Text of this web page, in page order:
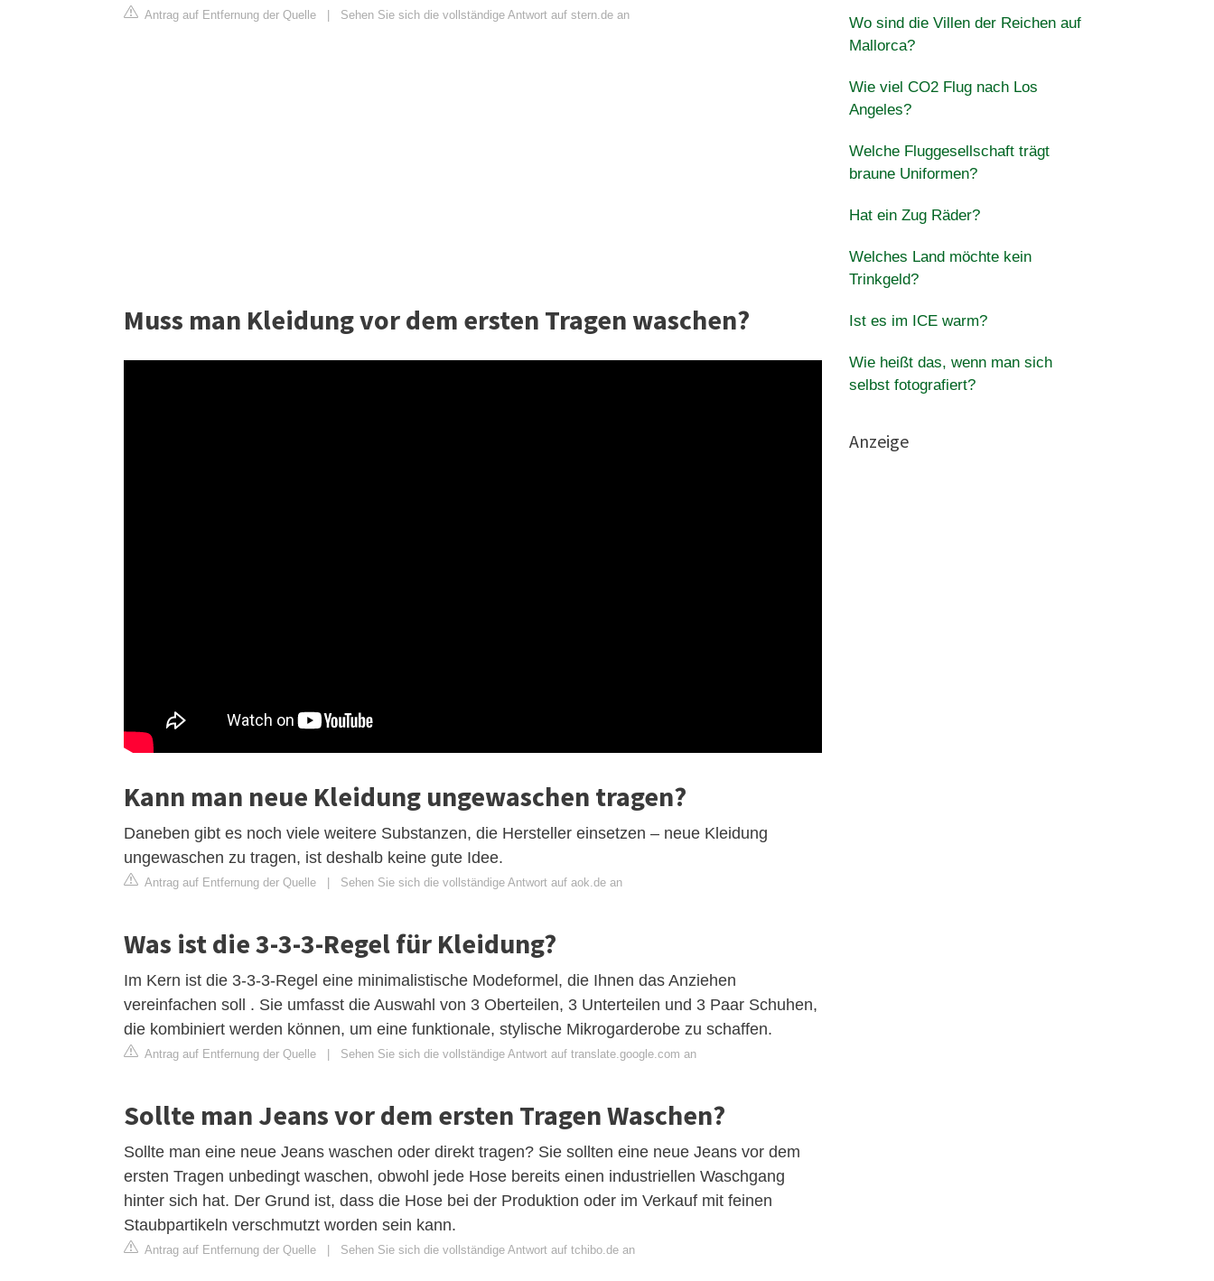
Antrag auf Entfernung der Quelle Sehen Sie sich die vollständige Antwort auf stern.de an
Muss man Kleidung vor dem ersten Tragen waschen?
Kann man neue Kleidung ungewaschen tragen?
Daneben gibt es noch viele weitere Substanzen, die Hersteller einsetzen – neue Kleidung
ungewaschen zu tragen, ist deshalb keine gute Idee.
Antrag auf Entfernung der Quelle | Sehen Sie sich die vollständige Antwort auf aok.de an
Was ist die 3-3-3-Regel für Kleidung?
Im Kern ist die 3-3-3-Regel eine minimalistische Modeformel, die Ihnen das Anziehen
vereinfachen soll . Sie umfasst die Auswahl von 3 Oberteilen, 3 Unterteilen und 3 Paar Schuhen,
die kombiniert werden können, um eine funktionale, stylische Mikrogarderobe zu schaffen.
Antrag auf Entfernung der Quelle | Sehen Sie sich die vollständige Antwort auf translate.google.com an
Sollte man Jeans vor dem ersten Tragen Waschen?
Sollte man eine neue Jeans waschen oder direkt tragen? Sie sollten eine neue Jeans vor dem
ersten Tragen unbedingt waschen, obwohl jede Hose bereits einen industriellen Waschgang
hinter sich hat. Der Grund ist, dass die Hose bei der Produktion oder im Verkauf mit feinen
Staubpartikeln verschmutzt worden sein kann.
Antrag auf Entfernung der Quelle | Sehen Sie sich die vollständige Antwort auf tchibo.de an
Wo sind die Villen der Reichen auf
Mallorca?
Wie viel CO2 Flug nach Los
Angeles?
Welche Fluggesellschaft trägt
braune Uniformen?
Hat ein Zug Räder?
Welches Land möchte kein
Trinkgeld?
Ist es im ICE warm?
Wie heißt das, wenn man sich
selbst fotografiert?
Anzeige